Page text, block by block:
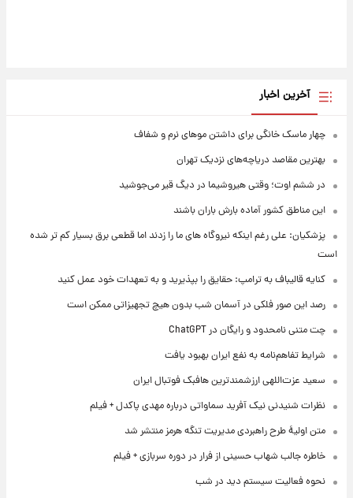
آخرین اخبار
چهار ماسک خانگی برای داشتن موهای نرم و شفاف
بهترین مقاصد دریاچه‌های نزدیک تهران
در ششم اوت؛ وقتی هیروشیما در دیگ قیر می‌جوشید
این مناطق کشور آماده بارش باران باشند
پزشکیان: علی رغم اینکه نیروگاه های ما را زدند اما قطعی برق بسیار کم تر شده
است
کنایه قالیباف به ترامپ: حقایق را بپذیرید و به تعهدات خود عمل کنید
رصد این صور فلکی در آسمان شب بدون هیچ تجهیزاتی ممکن است
چت متنی نامحدود و رایگان در ChatGPT
شرایط تفاهم‌نامه به نفع ایران بهبود یافت
سعید عزت‌اللهی ارزشمندترین هافبک فوتبال ایران
نظرات شنیدنی نیک آفرید سماواتی درباره مهدی پاکدل + فیلم
متن اولیۀ طرح راهبردی مدیریت تنگه هرمز منتشر شد
خاطره جالب شهاب حسینی از فرار در دوره سربازی + فیلم
نحوه فعالیت سیستم دید در شب